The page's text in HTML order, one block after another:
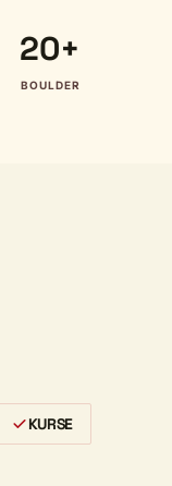
20+
BOULDER
KURSE